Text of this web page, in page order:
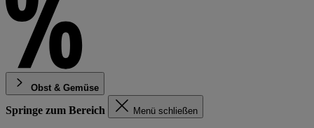
Obst & Gemüse
Springe zum Bereich Menü schließen